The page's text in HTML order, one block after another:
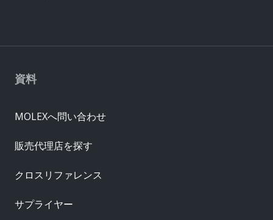
資料
MOLEXへ問い合わせ
販売代理店を探す
クロスリファレンス
サプライヤー